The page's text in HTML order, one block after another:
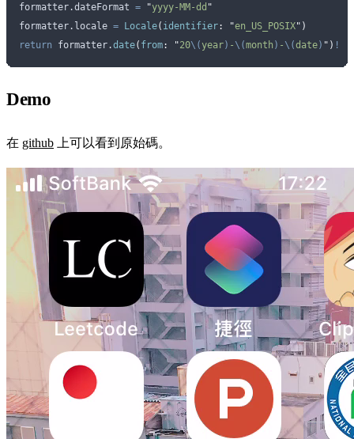
formatter.dateFormat = "yyyy-MM-dd "
formatter. locale = Locale( identifier: "en_US_POSIX" )
return formatter.date( from: "20\(year) - \(month ) - \(date) " ) !
Demo
在 github 上可以看到原始碼。